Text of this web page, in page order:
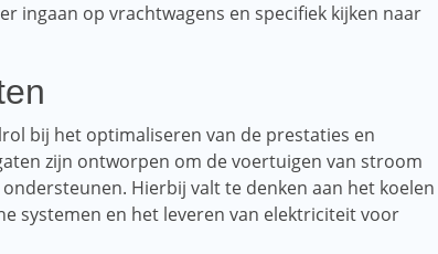
ingaan op vrachtwagens en specifiek kijken naar
bij het optimaliseren van de prestaties en
zijn ontworpen om de voertuigen van stroom
Hierbij valt te denken aan het koelen
systemen en het leveren van elektriciteit voor